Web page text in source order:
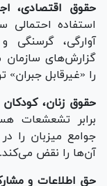
حقوق اقتصادی،
استفاده احتمالی
آوارگی،
گزارش‌های سازمان
را «غیرقابل جبران»
حقوق زنان،
برابر تشعشعات
جوامع میزبان را
آن‌ها را نقض می‌کند.
حق اطلاعات و